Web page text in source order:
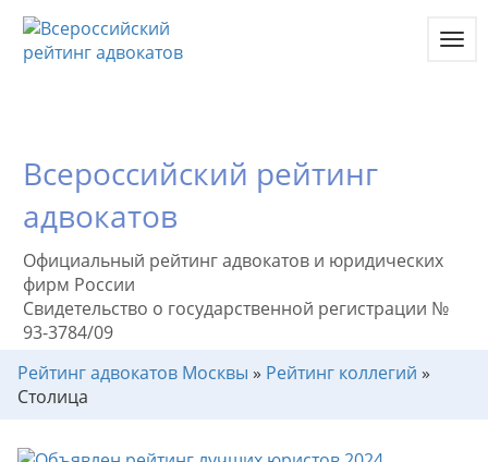
Всероссийский рейтинг
адвокатов
Официальный рейтинг адвокатов и юридических
фирм России
Свидетельство о государственной регистрации №
93-3784/09
Рейтинг адвокатов Москвы » Рейтинг коллегий »
Столица